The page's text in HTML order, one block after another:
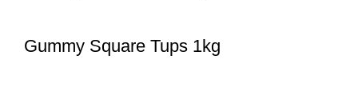
Gummy Square Tups 1kg